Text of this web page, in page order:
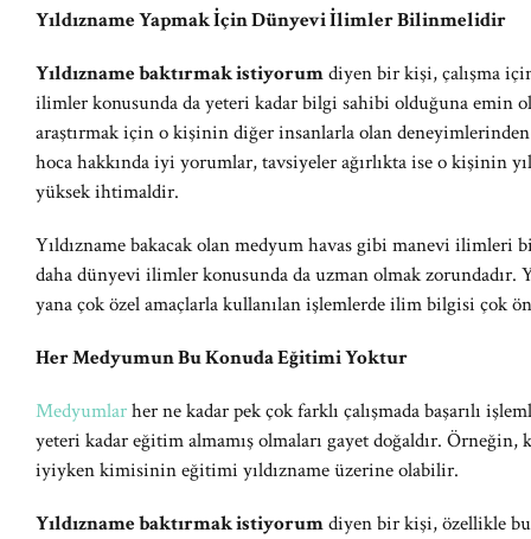
Yıldızname Yapmak İçin Dünyevi İlimler Bilinmelidir
Yıldızname baktırmak istiyorumdiyen bir kişi, çalışma
ilimler konusunda da yeteri kadar bilgi sahibi olduğuna emin
araştırmak için o kişinin diğer insanlarla olan
hoca hakkında iyi yorumlar, tavsiyeler ağırlıkta ise o kişinin
yüksek ihtimaldir.
Yıldızname bakacak olan medyum havas gibi manevi
daha dünyevi ilimler konusunda da uzman olmak zorundadır.
yana çok özel amaçlarla kullanılan işlemlerde ilim bilgisi çok
Her Medyumun Bu Konuda Eğitimi Yoktur
Medyumlarher ne kadar pek çok farklı çalışmada başarılı
yeteri kadar eğitim almamış olmaları gayet doğaldır.
iyiyken kimisinin eğitimi yıldızname üzerine olabilir.
Yıldızname baktırmak istiyorumdiyen bir kişi, özellikle